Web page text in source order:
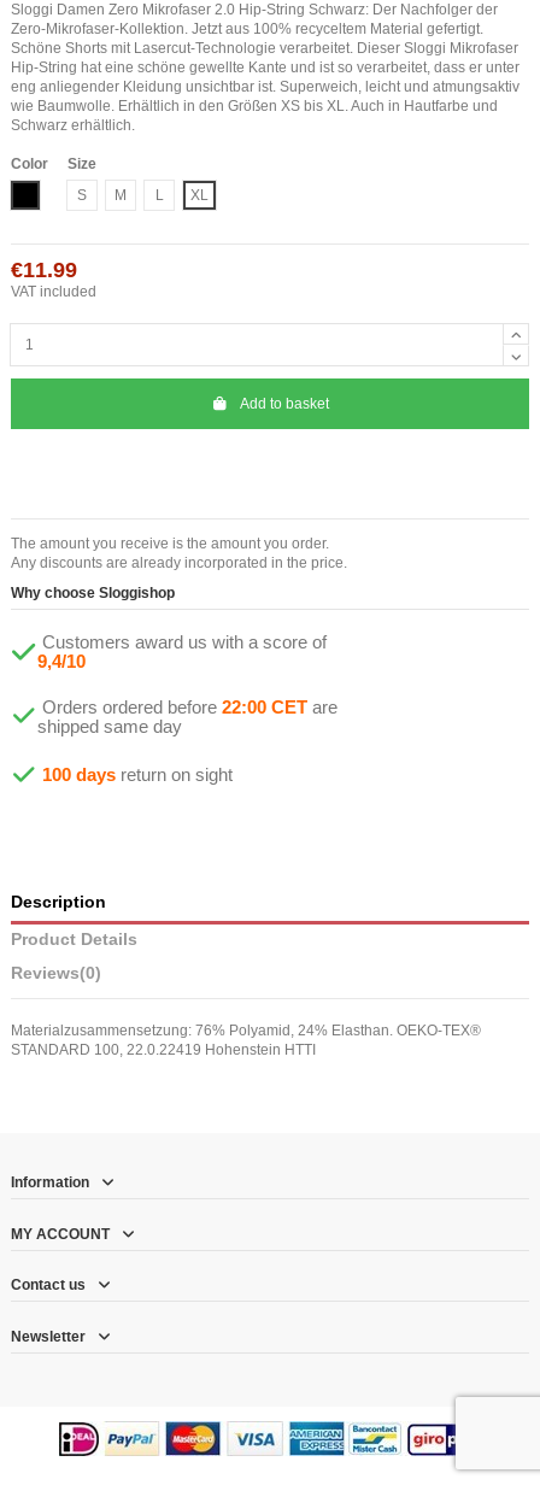
Sloggi Damen Zero Mikrofaser 2.0 Hip-String Schwarz: Der Nachfolger der
Zero-Mikrofaser-Kollektion. Jetzt aus 100% recyceltem Material gefertigt.
Schöne Shorts mit Lasercut-Technologie verarbeitet. Dieser Sloggi Mikrofaser
Hip-String hat eine schöne gewellte Kante und ist so verarbeitet, dass er unter
eng anliegender Kleidung unsichtbar ist. Superweich, leicht und atmungsaktiv
wie Baumwolle. Erhältlich in den Größen XS bis XL. Auch in Hautfarbe und
Schwarz erhältlich.
Color
Size
S
M L XL
€11.99
VAT included
Add to basket
The amount you receive is the amount you order.
Any discounts are already incorporated in the price.
Why choose Sloggishop
Customers award us with a score of
9,4/10
Orders ordered before 22:00 CET are
shipped same day
100 days return on sight
Description
Product Details
Reviews(0)
Materialzusammensetzung: 76% Polyamid, 24% Elasthan. OEKO-TEX®
STANDARD 100, 22.0.22419 Hohenstein HTTI
Information
MY ACCOUNT
Contact us
Newsletter